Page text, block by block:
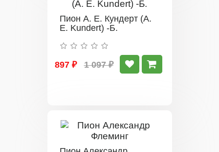
Пион А. Е. Кундерт (A.
E. Kundert) -Б.
897 ₽ 1 097 ₽